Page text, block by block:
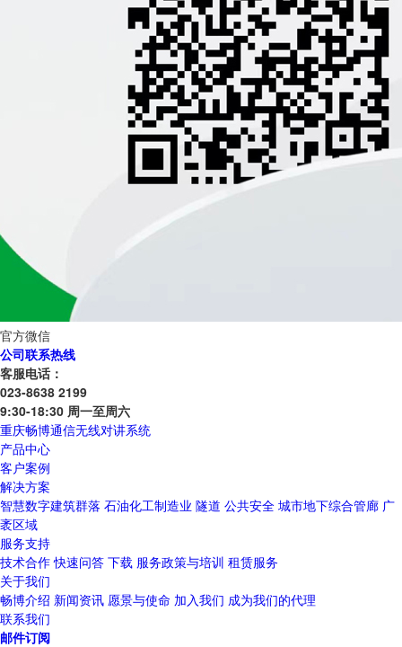
官方微信
公司联系热线
客服电话：
023-8638 2199
9:30-18:30 周一至周六
重庆畅博通信无线对讲系统
产品中心
客户案例
解决方案
智慧数字建筑群落 石油化工制造业 隧道 公共安全 城市地下综合管廊 广
袤区域
服务支持
技术合作 快速问答 下载 服务政策与培训 租赁服务
关于我们
畅博介绍 新闻资讯 愿景与使命 加入我们 成为我们的代理
联系我们
邮件订阅